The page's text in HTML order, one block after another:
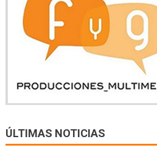
ÚLTIMAS NOTICIAS